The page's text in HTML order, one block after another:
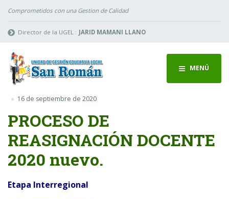
Comprometidos con una Gestion de Calidad
Director de la UGEL : JARID MAMANI LLANO
MENÚ
16 de septiembre de 2020
PROCESO DE
REASIGNACIÓN DOCENTE
2020 nuevo.
Etapa Interregional